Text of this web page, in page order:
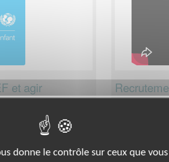
et agir
Association :
donne le contrôle sur ceux que